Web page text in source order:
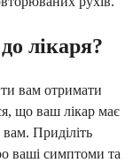
лікаря?
вам отримати
що ваш лікар має
Приділіть
ваші симптоми та